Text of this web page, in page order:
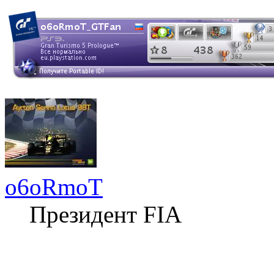
o6oRmoT
Президент FIA